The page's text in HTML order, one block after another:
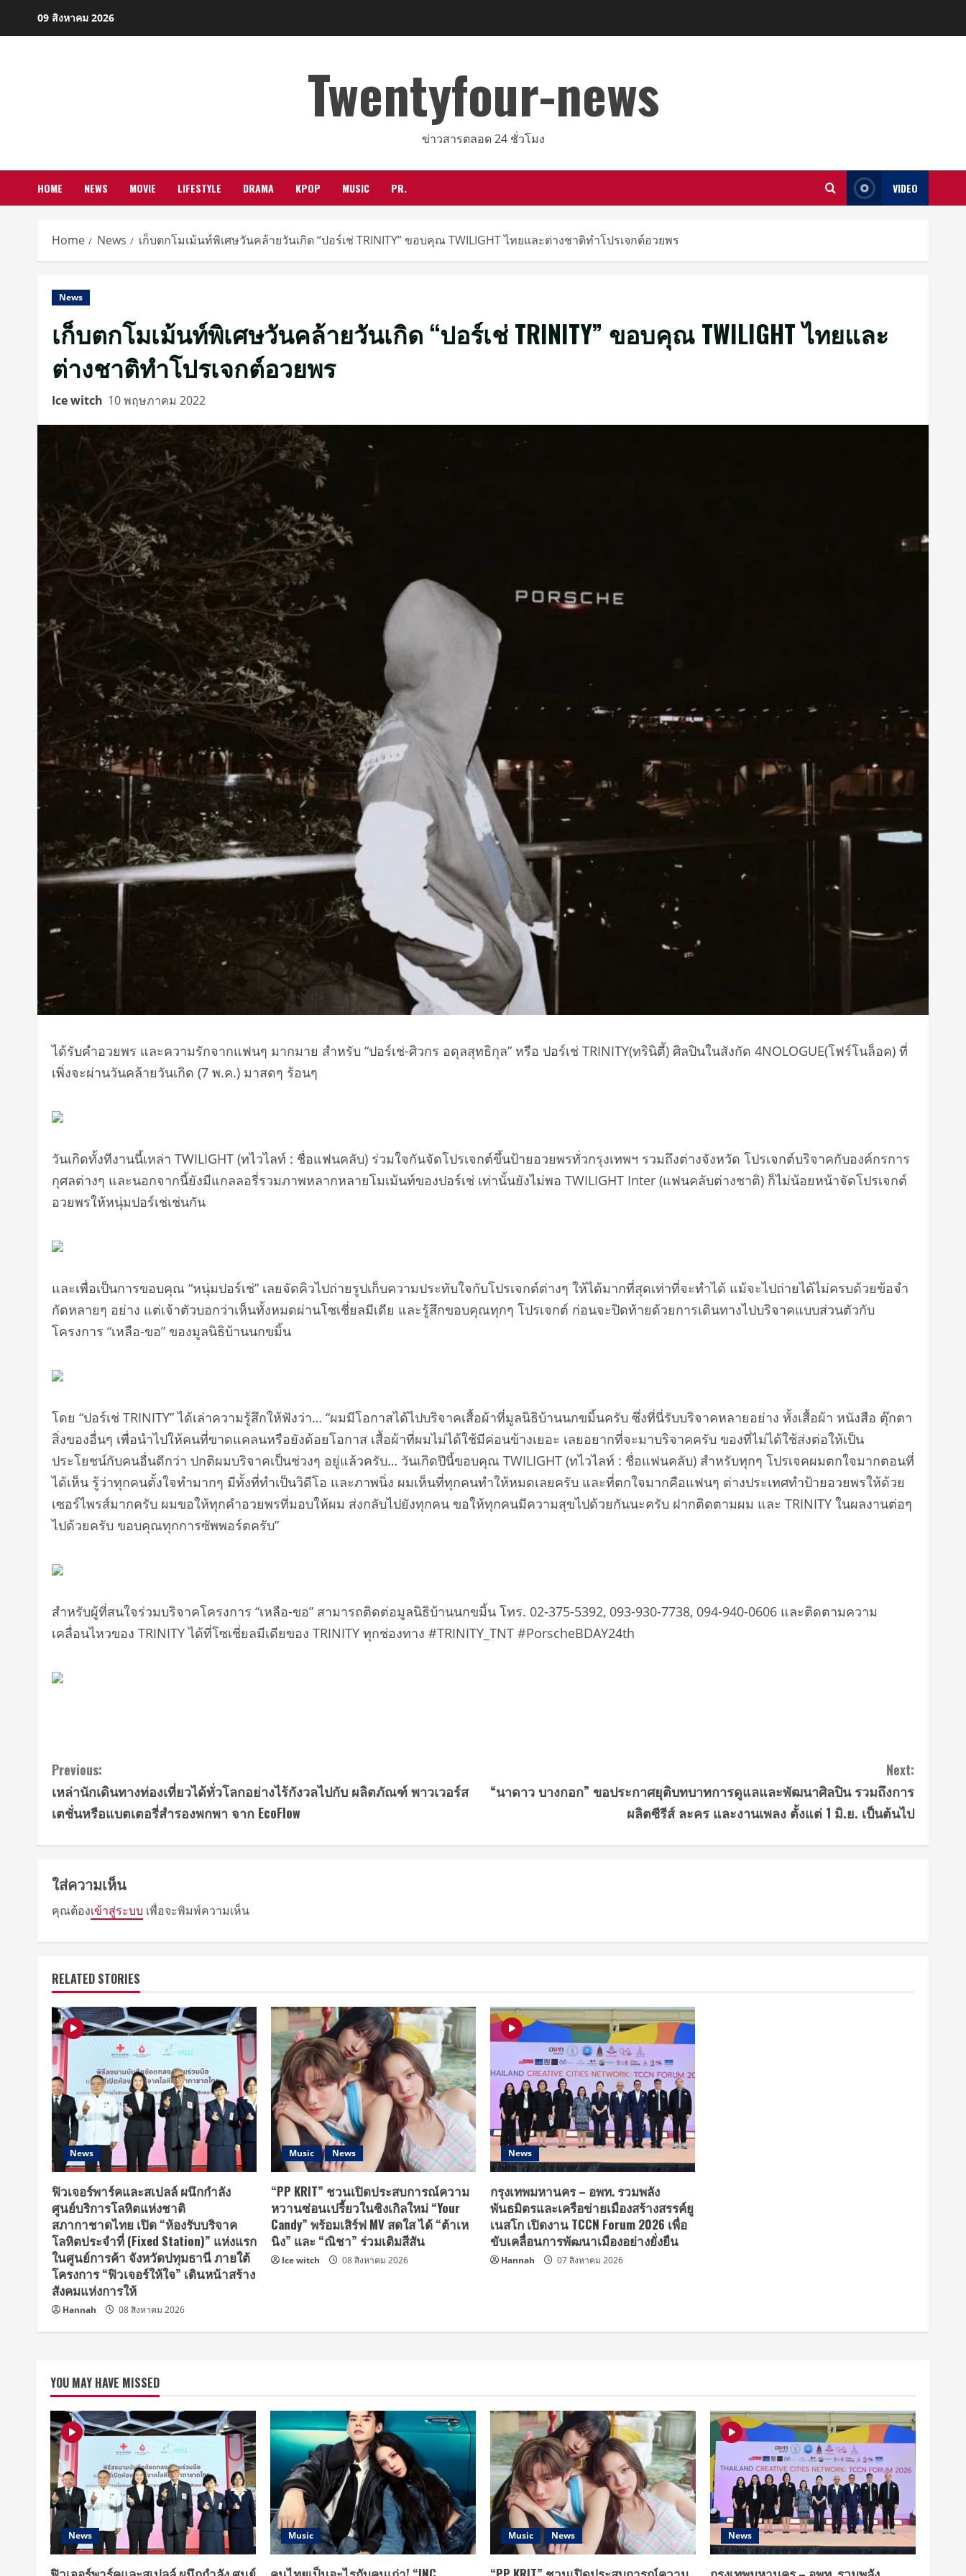
09 สิงหาคม 2026
Twentyfour-news
ข่าวสารตลอด 24 ชั่วโมง
HOME NEWS MOVIE LIFESTYLE DRAMA KPOP MUSIC PR. VIDEO
Home News เก็บตกโมเม้นท์พิเศษวันคล้ายวันเกิด “ปอร์เช่ TRINITY” ขอบคุณ TWILIGHT ไทยและต่างชาติทำโปรเจกต์อวยพร
News
เก็บตกโมเม้นท์พิเศษวันคล้ายวันเกิด “ปอร์เช่ TRINITY” ขอบคุณ TWILIGHT ไทยและ
ต่างชาติทำโปรเจกต์อวยพร
Ice witch 10 พฤษภาคม 2022
ได้รับคำอวยพร และความรักจากแฟนๆ มากมาย สำหรับ “ปอร์เช่-ศิวกร อดุลสุทธิกุล” หรือ ปอร์เช่ TRINITY(ทรินิตี้) ศิลปินในสังกัด 4NOLOGUE(โฟร์โนล็อค) ที่
เพิ่งจะผ่านวันคล้ายวันเกิด (7 พ.ค.) มาสดๆ ร้อนๆ
วันเกิดทั้งทีงานนี้เหล่า TWILIGHT (ทไวไลท์ : ชื่อแฟนคลับ) ร่วมใจกันจัดโปรเจกต์ขึ้นป้ายอวยพรทั่วกรุงเทพฯ รวมถึงต่างจังหวัด โปรเจกต์บริจาคกับองค์กรการ
กุศลต่างๆ และนอกจากนี้ยังมีแกลลอรี่รวมภาพหลากหลายโมเม้นท์ของปอร์เช่ เท่านั้นยังไม่พอ TWILIGHT Inter (แฟนคลับต่างชาติ) ก็ไม่น้อยหน้าจัดโปรเจกต์
อวยพรให้หนุ่มปอร์เช่เช่นกัน
และเพื่อเป็นการขอบคุณ “หนุ่มปอร์เช่” เลยจัดคิวไปถ่ายรูปเก็บความประทับใจกับโปรเจกต์ต่างๆ ให้ได้มากที่สุดเท่าที่จะทำได้ แม้จะไปถ่ายได้ไม่ครบด้วยข้อจำ
กัดหลายๆ อย่าง แต่เจ้าตัวบอกว่าเห็นทั้งหมดผ่านโซเชี่ยลมีเดีย และรู้สึกขอบคุณทุกๆ โปรเจกต์ ก่อนจะปิดท้ายด้วยการเดินทางไปบริจาคแบบส่วนตัวกับ
โครงการ “เหลือ-ขอ” ของมูลนิธิบ้านนกขมิ้น
โดย “ปอร์เช่ TRINITY” ได้เล่าความรู้สึกให้ฟังว่า… “ผมมีโอกาสได้ไปบริจาคเสื้อผ้าที่มูลนิธิบ้านนกขมิ้นครับ ซึ่งที่นี่รับบริจาคหลายอย่าง ทั้งเสื้อผ้า หนังสือ ตุ๊กตา
สิ่งของอื่นๆ เพื่อนำไปให้คนที่ขาดแคลนหรือยังด้อยโอกาส เสื้อผ้าที่ผมไม่ได้ใช้มีค่อนข้างเยอะ เลยอยากที่จะมาบริจาคครับ ของที่ไม่ได้ใช้ส่งต่อให้เป็น
ประโยชน์กับคนอื่นดีกว่า ปกติผมบริจาคเป็นช่วงๆ อยู่แล้วครับ… วันเกิดปีนี้ขอบคุณ TWILIGHT (ทไวไลท์ : ชื่อแฟนคลับ) สำหรับทุกๆ โปรเจคผมตกใจมากตอนที่
ได้เห็น รู้ว่าทุกคนตั้งใจทำมากๆ มีทั้งที่ทำเป็นวิดีโอ และภาพนิ่ง ผมเห็นที่ทุกคนทำให้หมดเลยครับ และที่ตกใจมากคือแฟนๆ ต่างประเทศทำป้ายอวยพรให้ด้วย
เซอร์ไพรส์มากครับ ผมขอให้ทุกคำอวยพรที่มอบให้ผม ส่งกลับไปยังทุกคน ขอให้ทุกคนมีความสุขไปด้วยกันนะครับ ฝากติดตามผม และ TRINITY ในผลงานต่อๆ
ไปด้วยครับ ขอบคุณทุกการซัพพอร์ตครับ”
สำหรับผู้ที่สนใจร่วมบริจาคโครงการ “เหลือ-ขอ” สามารถติดต่อมูลนิธิบ้านนกขมิ้น โทร. 02-375-5392, 093-930-7738, 094-940-0606 และติดตามความ
เคลื่อนไหวของ TRINITY ได้ที่โซเชี่ยลมีเดียของ TRINITY ทุกช่องทาง #TRINITY_TNT #PorscheBDAY24th
Continue
Reading
Previous:
เหล่านักเดินทางท่องเที่ยวได้ทั่วโลกอย่างไร้กังวลไปกับ ผลิตภัณฑ์ พาวเวอร์ส
เตชั่นหรือแบตเตอรี่สำรองพกพา จาก EcoFlow
Next:
“นาดาว บางกอก” ขอประกาศยุติบทบาทการดูแลและพัฒนาศิลปิน รวมถึงการ
ผลิตซีรีส์ ละคร และงานเพลง ตั้งแต่ 1 มิ.ย. เป็นต้นไป
ใส่ความเห็น
คุณต้องเข้าสู่ระบบ เพื่อจะพิมพ์ความเห็น
RELATED STORIES
News
ฟิวเจอร์พาร์คและสเปลล์ ผนึกกำลัง
ศูนย์บริการโลหิตแห่งชาติ
สภากาชาดไทย เปิด “ห้องรับบริจาค
โลหิตประจำที่ (Fixed Station)” แห่งแรก
ในศูนย์การค้า จังหวัดปทุมธานี ภายใต้
โครงการ “ฟิวเจอร์ให้ใจ” เดินหน้าสร้าง
สังคมแห่งการให้
Hannah 08 สิงหาคม 2026
Music News
“PP KRIT” ชวนเปิดประสบการณ์ความ
หวานซ่อนเปรี้ยวในซิงเกิลใหม่ “Your
Candy” พร้อมเสิร์ฟ MV สดใส ได้ “ต้าเห
นิง” และ “ณิชา” ร่วมเติมสีสัน
Ice witch 08 สิงหาคม 2026
News
กรุงเทพมหานคร – อพท. รวมพลัง
พันธมิตรและเครือข่ายเมืองสร้างสรรค์ยู
เนสโก เปิดงาน TCCN Forum 2026 เพื่อ
ขับเคลื่อนการพัฒนาเมืองอย่างยั่งยืน
Hannah 07 สิงหาคม 2026
YOU MAY HAVE MISSED
News Music Music News News